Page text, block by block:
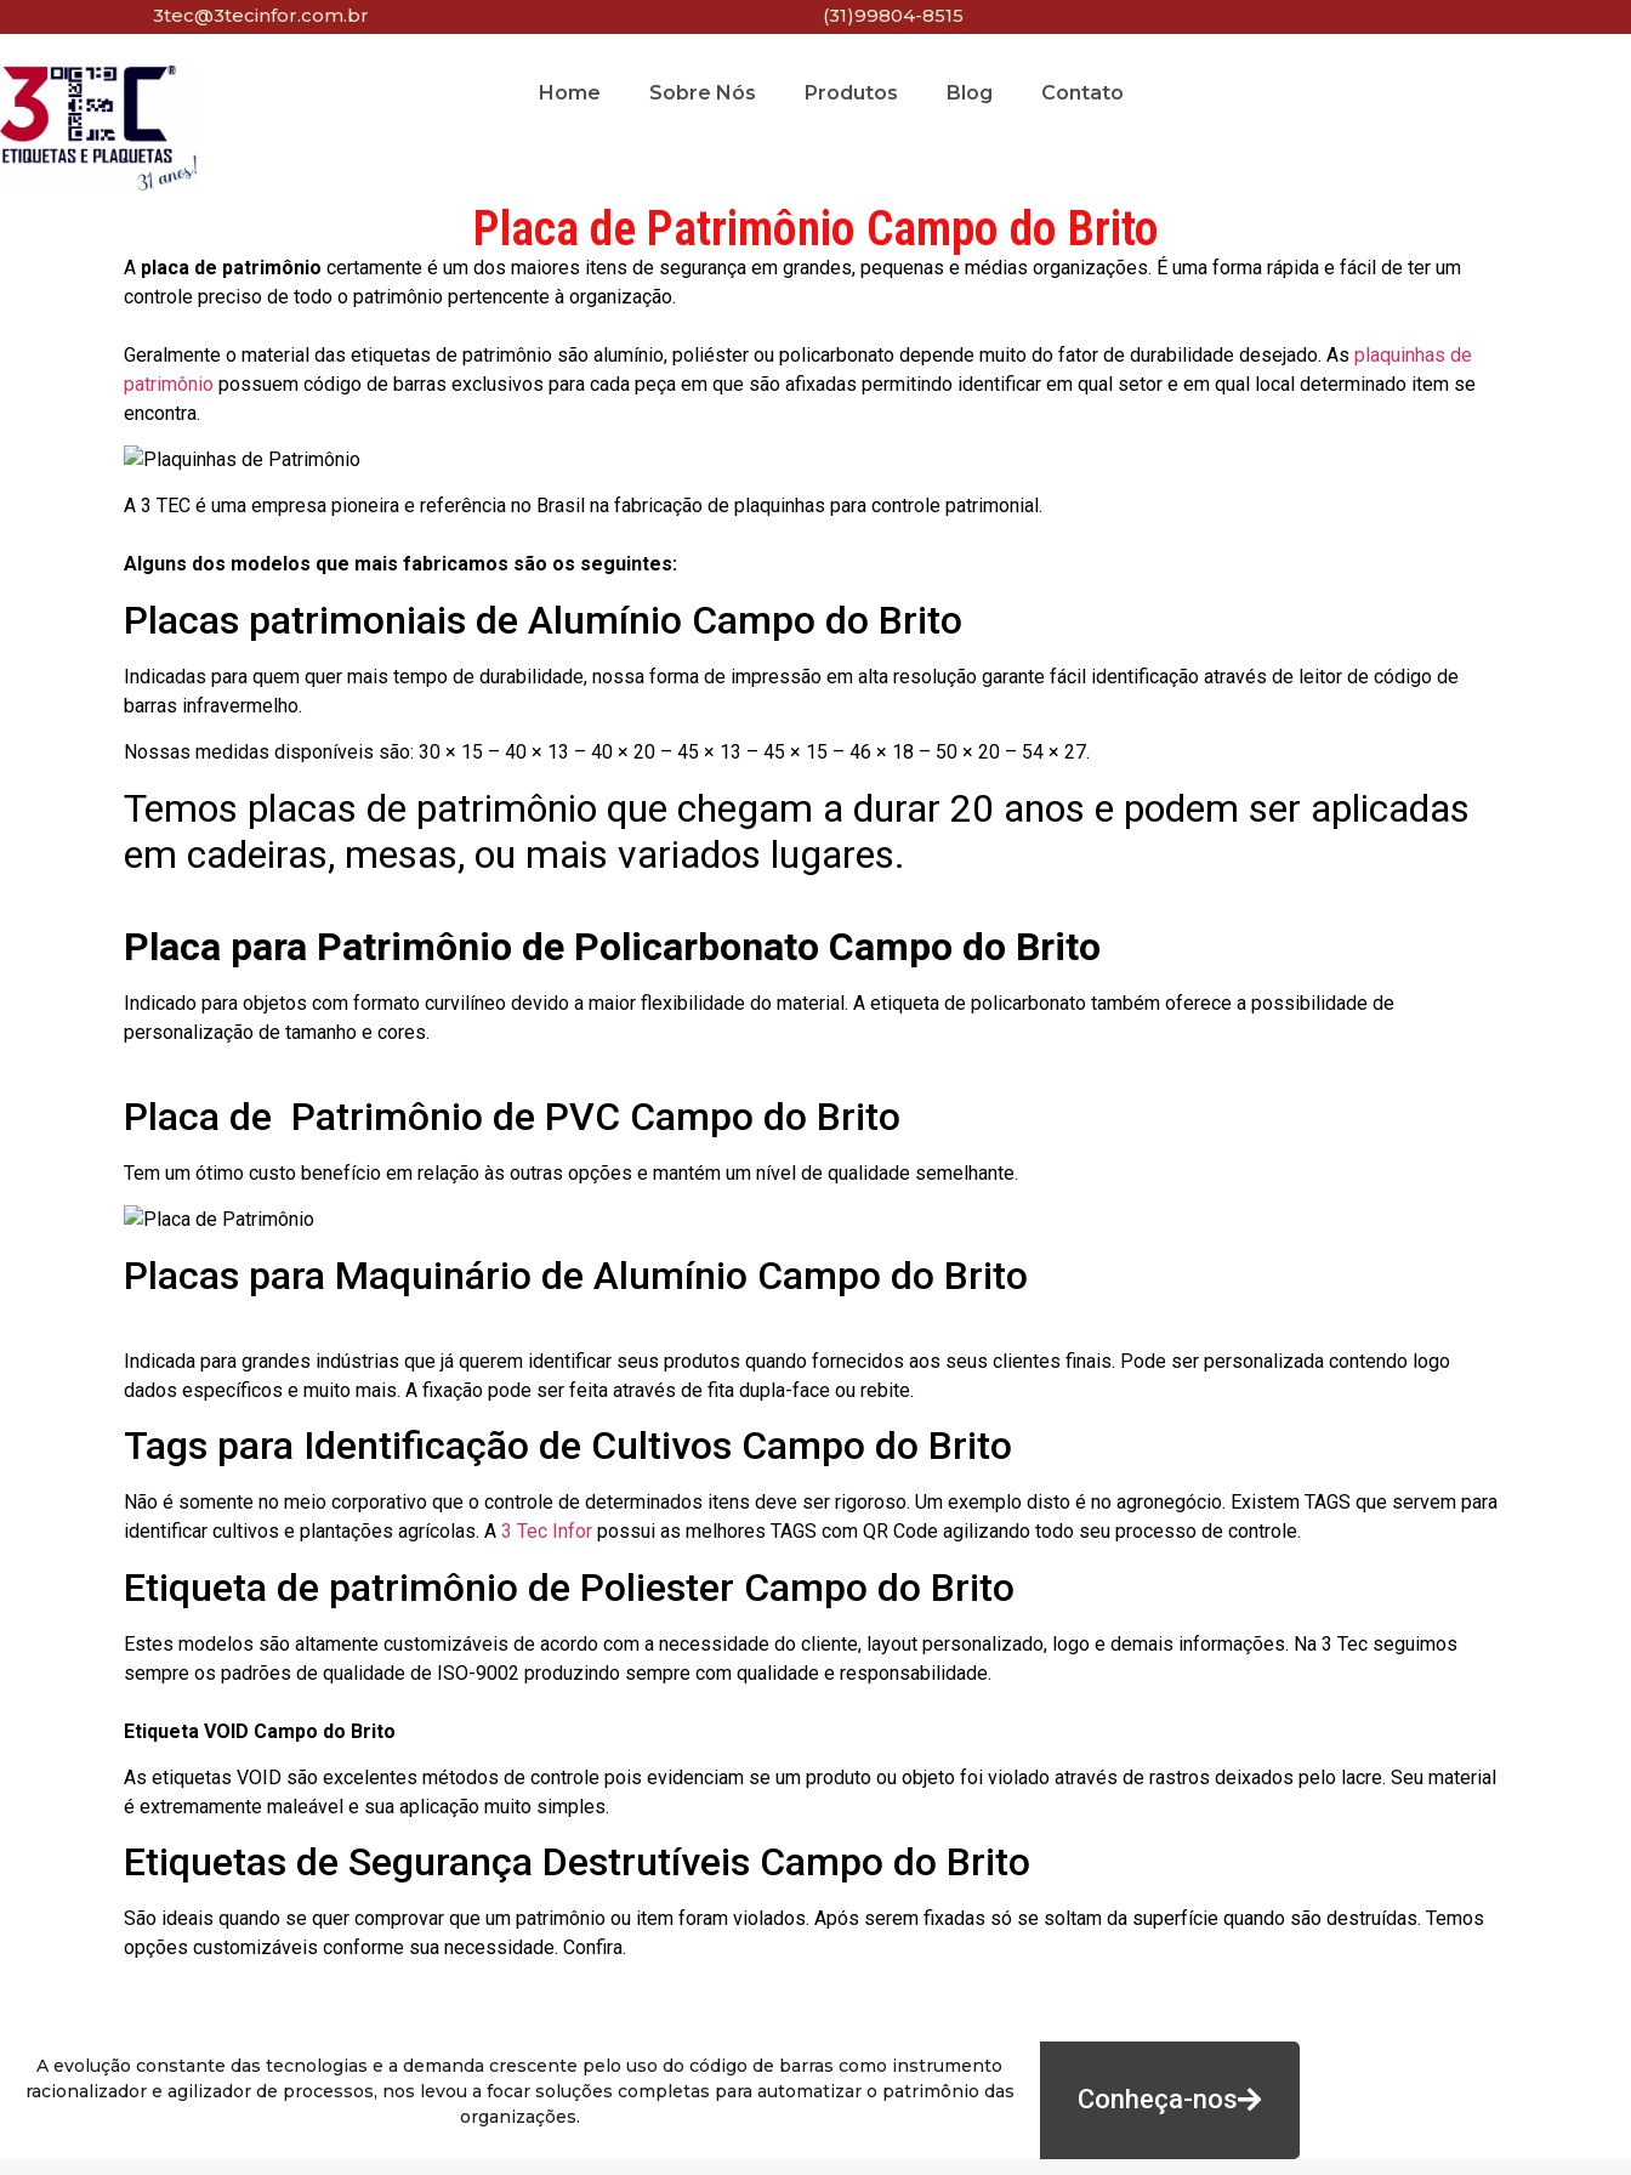
3tec@3tecinfor.com.br (31)99804-8515
Home Sobre Nós Produtos Blog Contato
Placa de Patrimônio Campo do Brito
A placa de patrimônio certamente é um dos maiores itens de segurança em grandes, pequenas e médias organizações. É uma forma rápida e fácil de ter um
controle preciso de todo o patrimônio pertencente à organização.
Geralmente o material das etiquetas de patrimônio são alumínio, poliéster ou policarbonato depende muito do fator de durabilidade desejado. As plaquinhas de
patrimônio possuem código de barras exclusivos para cada peça em que são afixadas permitindo identificar em qual setor e em qual local determinado item se
encontra.
A 3 TEC é uma empresa pioneira e referência no Brasil na fabricação de plaquinhas para controle patrimonial.
Alguns dos modelos que mais fabricamos são os seguintes:
Placas patrimoniais de Alumínio Campo do Brito
Indicadas para quem quer mais tempo de durabilidade, nossa forma de impressão em alta resolução garante fácil identificação através de leitor de código de
barras infravermelho.
Nossas medidas disponíveis são: 30 × 15 – 40 × 13 – 40 × 20 – 45 × 13 – 45 × 15 – 46 × 18 – 50 × 20 – 54 × 27.
Temos placas de patrimônio que chegam a durar 20 anos e podem ser aplicadas
em cadeiras, mesas, ou mais variados lugares.
Placa para Patrimônio de Policarbonato Campo do Brito
Indicado para objetos com formato curvilíneo devido a maior flexibilidade do material. A etiqueta de policarbonato também oferece a possibilidade de
personalização de tamanho e cores.
Placa de Patrimônio de PVC Campo do Brito
Tem um ótimo custo benefício em relação às outras opções e mantém um nível de qualidade semelhante.
Placas para Maquinário de Alumínio Campo do Brito
Indicada para grandes indústrias que já querem identificar seus produtos quando fornecidos aos seus clientes finais. Pode ser personalizada contendo logo
dados específicos e muito mais. A fixação pode ser feita através de fita dupla-face ou rebite.
Tags para Identificação de Cultivos Campo do Brito
Não é somente no meio corporativo que o controle de determinados itens deve ser rigoroso. Um exemplo disto é no agronegócio. Existem TAGS que servem para
identificar cultivos e plantações agrícolas. A 3 Tec Infor possui as melhores TAGS com QR Code agilizando todo seu processo de controle.
Etiqueta de patrimônio de Poliester Campo do Brito
Estes modelos são altamente customizáveis de acordo com a necessidade do cliente, layout personalizado, logo e demais informações. Na 3 Tec seguimos
sempre os padrões de qualidade de ISO-9002 produzindo sempre com qualidade e responsabilidade.
Etiqueta VOID Campo do Brito
As etiquetas VOID são excelentes métodos de controle pois evidenciam se um produto ou objeto foi violado através de rastros deixados pelo lacre. Seu material
é extremamente maleável e sua aplicação muito simples.
Etiquetas de Segurança Destrutíveis Campo do Brito
São ideais quando se quer comprovar que um patrimônio ou item foram violados. Após serem fixadas só se soltam da superfície quando são destruídas. Temos
opções customizáveis conforme sua necessidade. Confira.
A evolução constante das tecnologias e a demanda crescente pelo uso do código de barras como instrumento
racionalizador e agilizador de processos, nos levou a focar soluções completas para automatizar o patrimônio das
organizações.
Conheça-nos